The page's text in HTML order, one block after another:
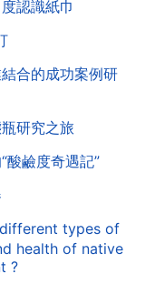
認識紙巾
合的成功案例研
研究之旅
鹼度奇遇記”
types of
health of native
?